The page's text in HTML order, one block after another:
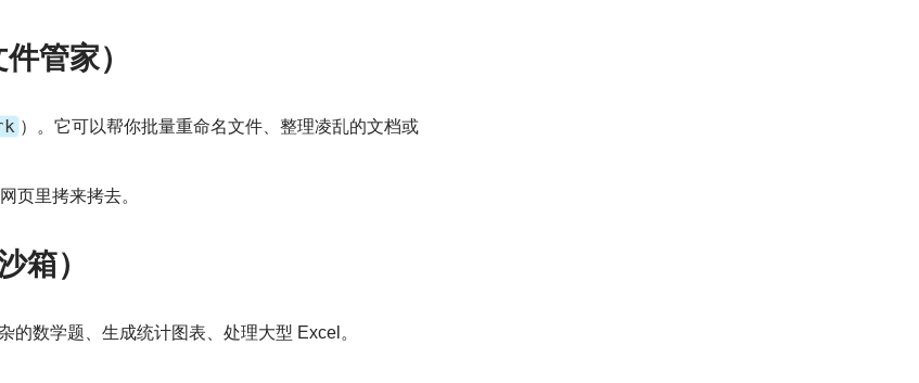
管家）
）。它可以帮你批量重命名文件、整理凌乱的文档或
页里拷来拷去。
箱）
的数学题、生成统计图表、处理大型 Excel。